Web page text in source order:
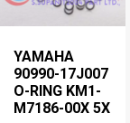
YAMAHA
90990-17J007
O-RING KM1-
M7186-00X 5X